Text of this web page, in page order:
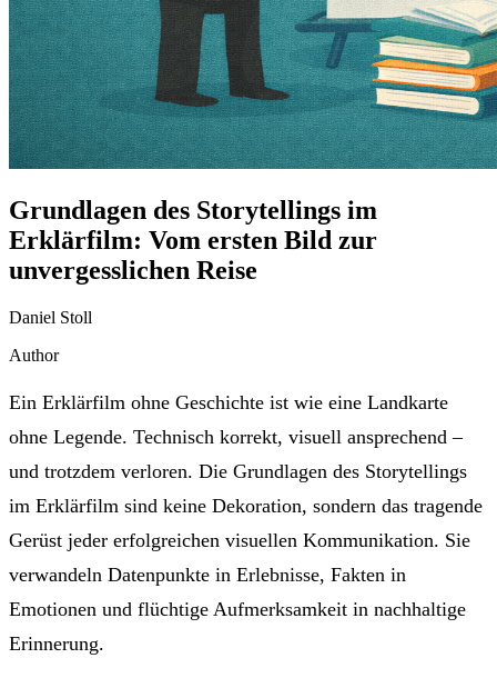
Grundlagen des Storytellings im
Erklärfilm: Vom ersten Bild zur
unvergesslichen Reise
Daniel Stoll
Author
Ein Erklärfilm ohne Geschichte ist wie eine Landkarte
ohne Legende. Technisch korrekt, visuell ansprechend –
und trotzdem verloren. Die Grundlagen des Storytellings
im Erklärfilm sind keine Dekoration, sondern das tragende
Gerüst jeder erfolgreichen visuellen Kommunikation. Sie
verwandeln Datenpunkte in Erlebnisse, Fakten in
Emotionen und flüchtige Aufmerksamkeit in nachhaltige
Erinnerung.